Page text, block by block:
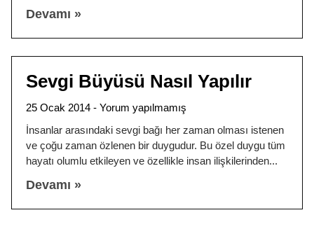
Devamı »
Sevgi Büyüsü Nasıl Yapılır
25 Ocak 2014
Yorum yapılmamış
İnsanlar arasındaki sevgi bağı her zaman olması istenen
ve çoğu zaman özlenen bir duygudur. Bu özel duygu tüm
hayatı olumlu etkileyen ve özellikle insan ilişkilerinden
Devamı »